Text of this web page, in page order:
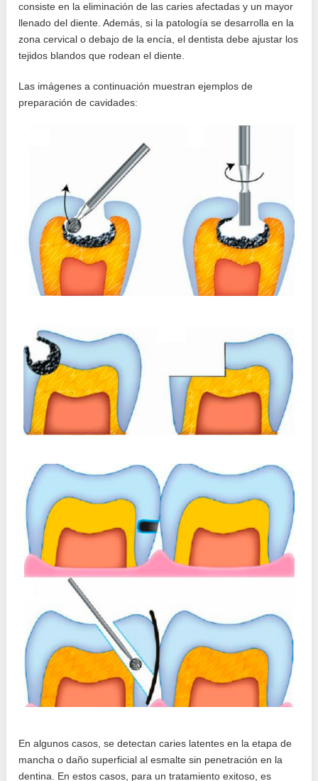
consiste en la eliminación de las caries afectadas y un mayor
llenado del diente. Además, si la patología se desarrolla en la
zona cervical o debajo de la encía, el dentista debe ajustar los
tejidos blandos que rodean el diente.
Las imágenes a continuación muestran ejemplos de
preparación de cavidades:
En algunos casos, se detectan caries latentes en la etapa de
mancha o daño superficial al esmalte sin penetración en la
dentina. En estos casos, para un tratamiento exitoso, es